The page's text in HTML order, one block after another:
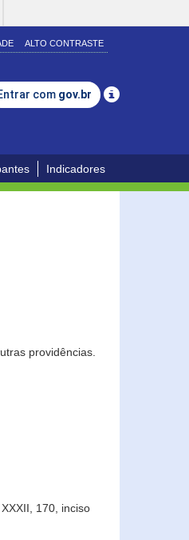
ALTO CONTRASTE
com gov.br
Indicadores
providências.
170, inciso